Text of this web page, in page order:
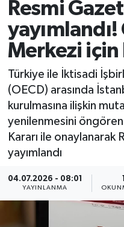
Resmi
yayımlandı!
Merkezi için
Türkiye ile İktisadi
(OECD) arasında
kurulmasına ilişkin
yenilenmesini
Kararı ile
yayımlandı
04.07.2026 - 08:01
YAYINLANMA
SPOR
YAŞAM
Son Dakika
Haber Arşivi